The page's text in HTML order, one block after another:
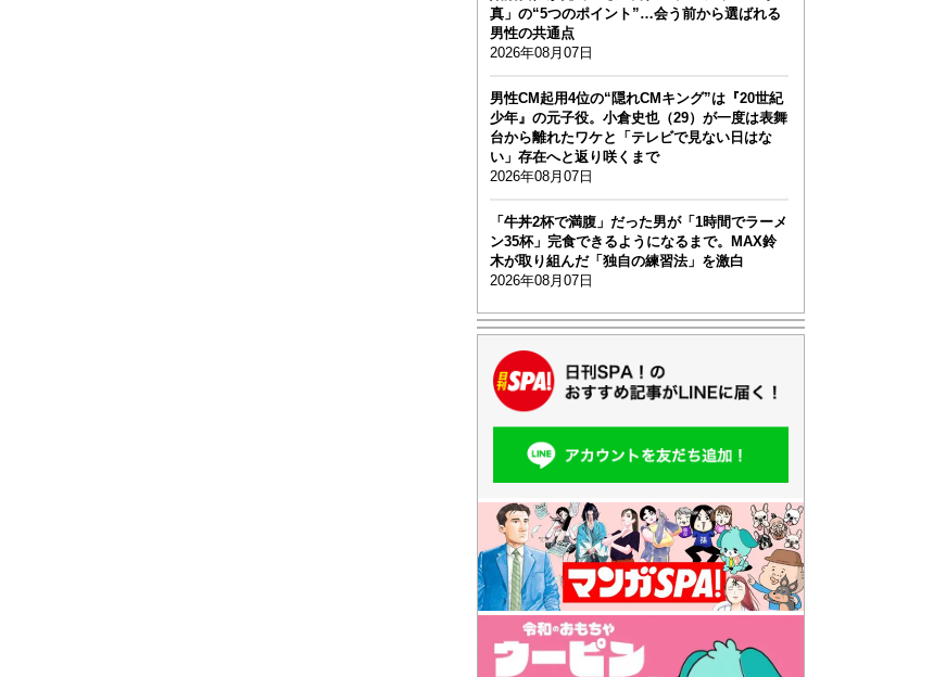
真」の“5つのポイント”…会う前から選ばれる
男性の共通点
2026年08月07日
男性CM起用4位の“隠れCMキング”は『20世紀
少年』の元子役。小倉史也（29）が一度は表舞
台から離れたワケと「テレビで見ない日はな
い」存在へと返り咲くまで
2026年08月07日
「牛丼2杯で満腹」だった男が「1時間でラーメ
ン35杯」完食できるようになるまで。MAX鈴
木が取り組んだ「独自の練習法」を激白
2026年08月07日